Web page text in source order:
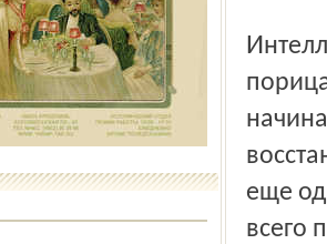
Интеллект его дает, однако, некоторый сбой, когда он,
еще
всего